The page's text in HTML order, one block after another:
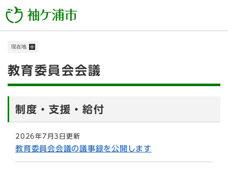
ー
メニューを飛ばして本文へ
現在地
本
教育委員会会議
制度・支援・給付
2026年7月3日更新
教育委員会会議の議事録を公開します